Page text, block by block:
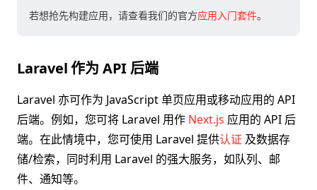
若想抢先构建应用，请查看我们的官方应用入门套件。
Laravel 作为 API 后端
Laravel 亦可作为 JavaScript 单页应用或移动应用的 API
后端。例如，您可将 Laravel 用作 Next.js 应用的 API 后
端。在此情境中，您可使用 Laravel 提供认证 及数据存
储/检索，同时利用 Laravel 的强大服务，如队列、邮
件、通知等。